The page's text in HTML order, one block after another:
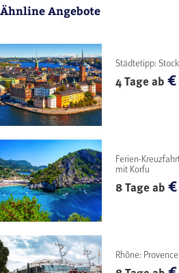
Ähnline Angebote
Städtetipp:
4 Tage ab€
Ferien-
mit Korfu
8 Tage ab
Rhône: